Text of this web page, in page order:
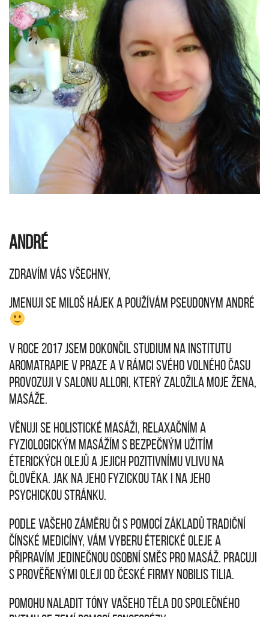
ANDRÉ
Zdravím vás všechny,
jmenuji se Miloš Hájek a POUŽÍVÁM PSEUDONYM André
V roce 2017 jsem dokončil studium na Institutu
aromatrapie v Praze a V RÁMCI SVÉHO VOLNÉHO ČASU
PROVOZUJI V SALONU ALLORI, KTERÝ ZALOŽILA MOJE ŽENA,
MASÁŽE.
Věnuji se holistické masáži, relaxačním a
fyziologickým masážím s bezpečným užitím
éterických olejů a jejich pozitivnímu vlivu na
člověka. Jak na jeho fyzickou tak i na jeho
psychickou stránku.
Podle vašeho záměru či s pomocí základů Tradiční
Čínské Medicíny, vám vyberu éterické oleje a
připravím jedinečnou osobní směs pro masáž. Pracuji
s prověřenými oleji od české firmy Nobilis Tilia.
Pomohu naladit tóny vašeho těla do společného